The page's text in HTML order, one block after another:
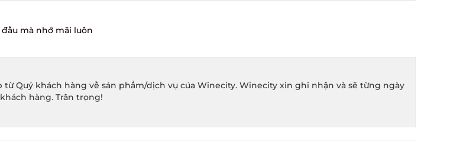
mà nhớ mãi luôn
Quý khách hàng về sản phẩm/dịch vụ của Winecity. Winecity xin ghi nhận và sẽ từng ngày
hàng. Trân trọng!